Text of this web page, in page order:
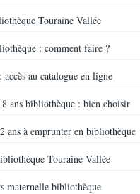
Touraine Vallée
: comment faire ?
au catalogue en ligne
ans bibliothèque : bien choisir
ans à emprunter en bibliothèque
Touraine Vallée
maternelle bibliothèque